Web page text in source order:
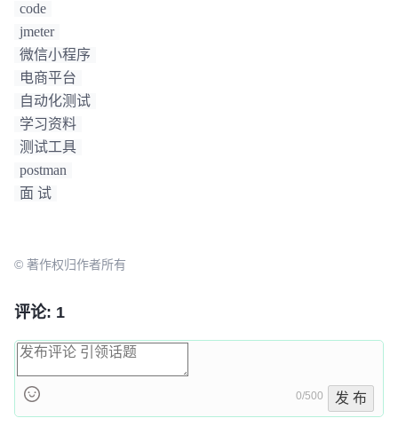
code
jmeter
微信小程序
电商平台
自动化测试
学习资料
测试工具
postman
面 试
© 著作权归作者所有
评论: 1
0/500 发 布